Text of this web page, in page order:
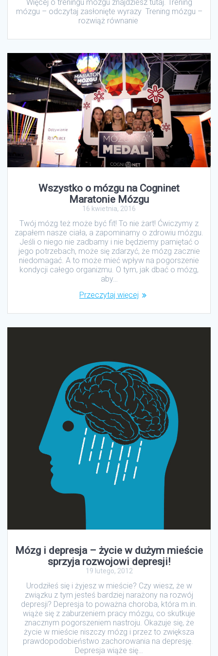
Więcej o treningu mózgu znajdziesz tutaj. Trening
mózgu – odczytaj zasłonięte wyrazy Trening mózgu –
rozwiąż równanie
Wszystko o mózgu na Cogninet
Maratonie Mózgu
16 kwietnia, 2016
Twój mózg też może być fit! To nie żart! Ćwiczymy z
zapałem nasze ciała, a zapominamy o zdrowiu mózgu.
Jeśli o niego nie zadbamy i nie będziemy pamiętać o
jego potrzebach, może się zdarzyć, że mózg zacznie
niedomagać. A to może mieć wpływ na pogorszenie
kondycji całego organizmu. O tym, jak dbać o mózg,
aby…
Przeczytaj więcej
Mózg i depresja – życie w dużym mieście
sprzyja rozwojowi depresji!
19 lutego, 2012
Urodziłeś się i żyjesz w mieście? Czy wiesz, że w
związku z tym jesteś bardziej narażony na rozwój
depresji? Depresja to poważna choroba, która m.in.
wiąże się z zaburzeniem pracy mózgu, co skutkuje
znacznym pogorszeniem nastroju. Okazuje się, że
życie w mieście niszczy mózg i przez to zwiększa
prawdopodobieństwo zachorowania na depresję.
Depresja wiąże się…